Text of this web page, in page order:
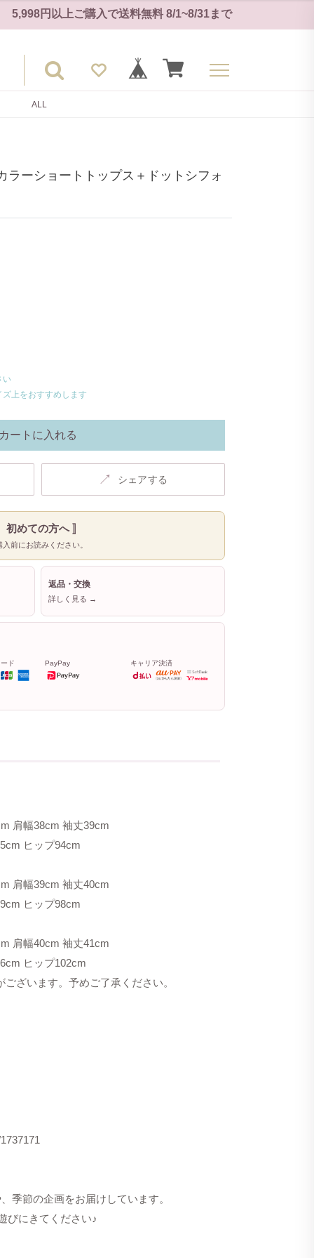
5,998円以上ご購入で送料無料 8/1~8/31まで
ALL
ラーショートトップス＋ドットシフォ
い
上をおすすめします
ートに入れる
↗ シェアする
初めての方へ 〛
入前にお読みください。
返品・交換
詳しく見る →
ド PayPay キャリア決済
肩幅38cm 袖丈39cm
ヒップ94cm
肩幅39cm 袖丈40cm
ヒップ98cm
肩幅40cm 袖丈41cm
ヒップ102cm
ざいます。予めご了承ください。
季節の企画をお届けしています。
びにきてください♪